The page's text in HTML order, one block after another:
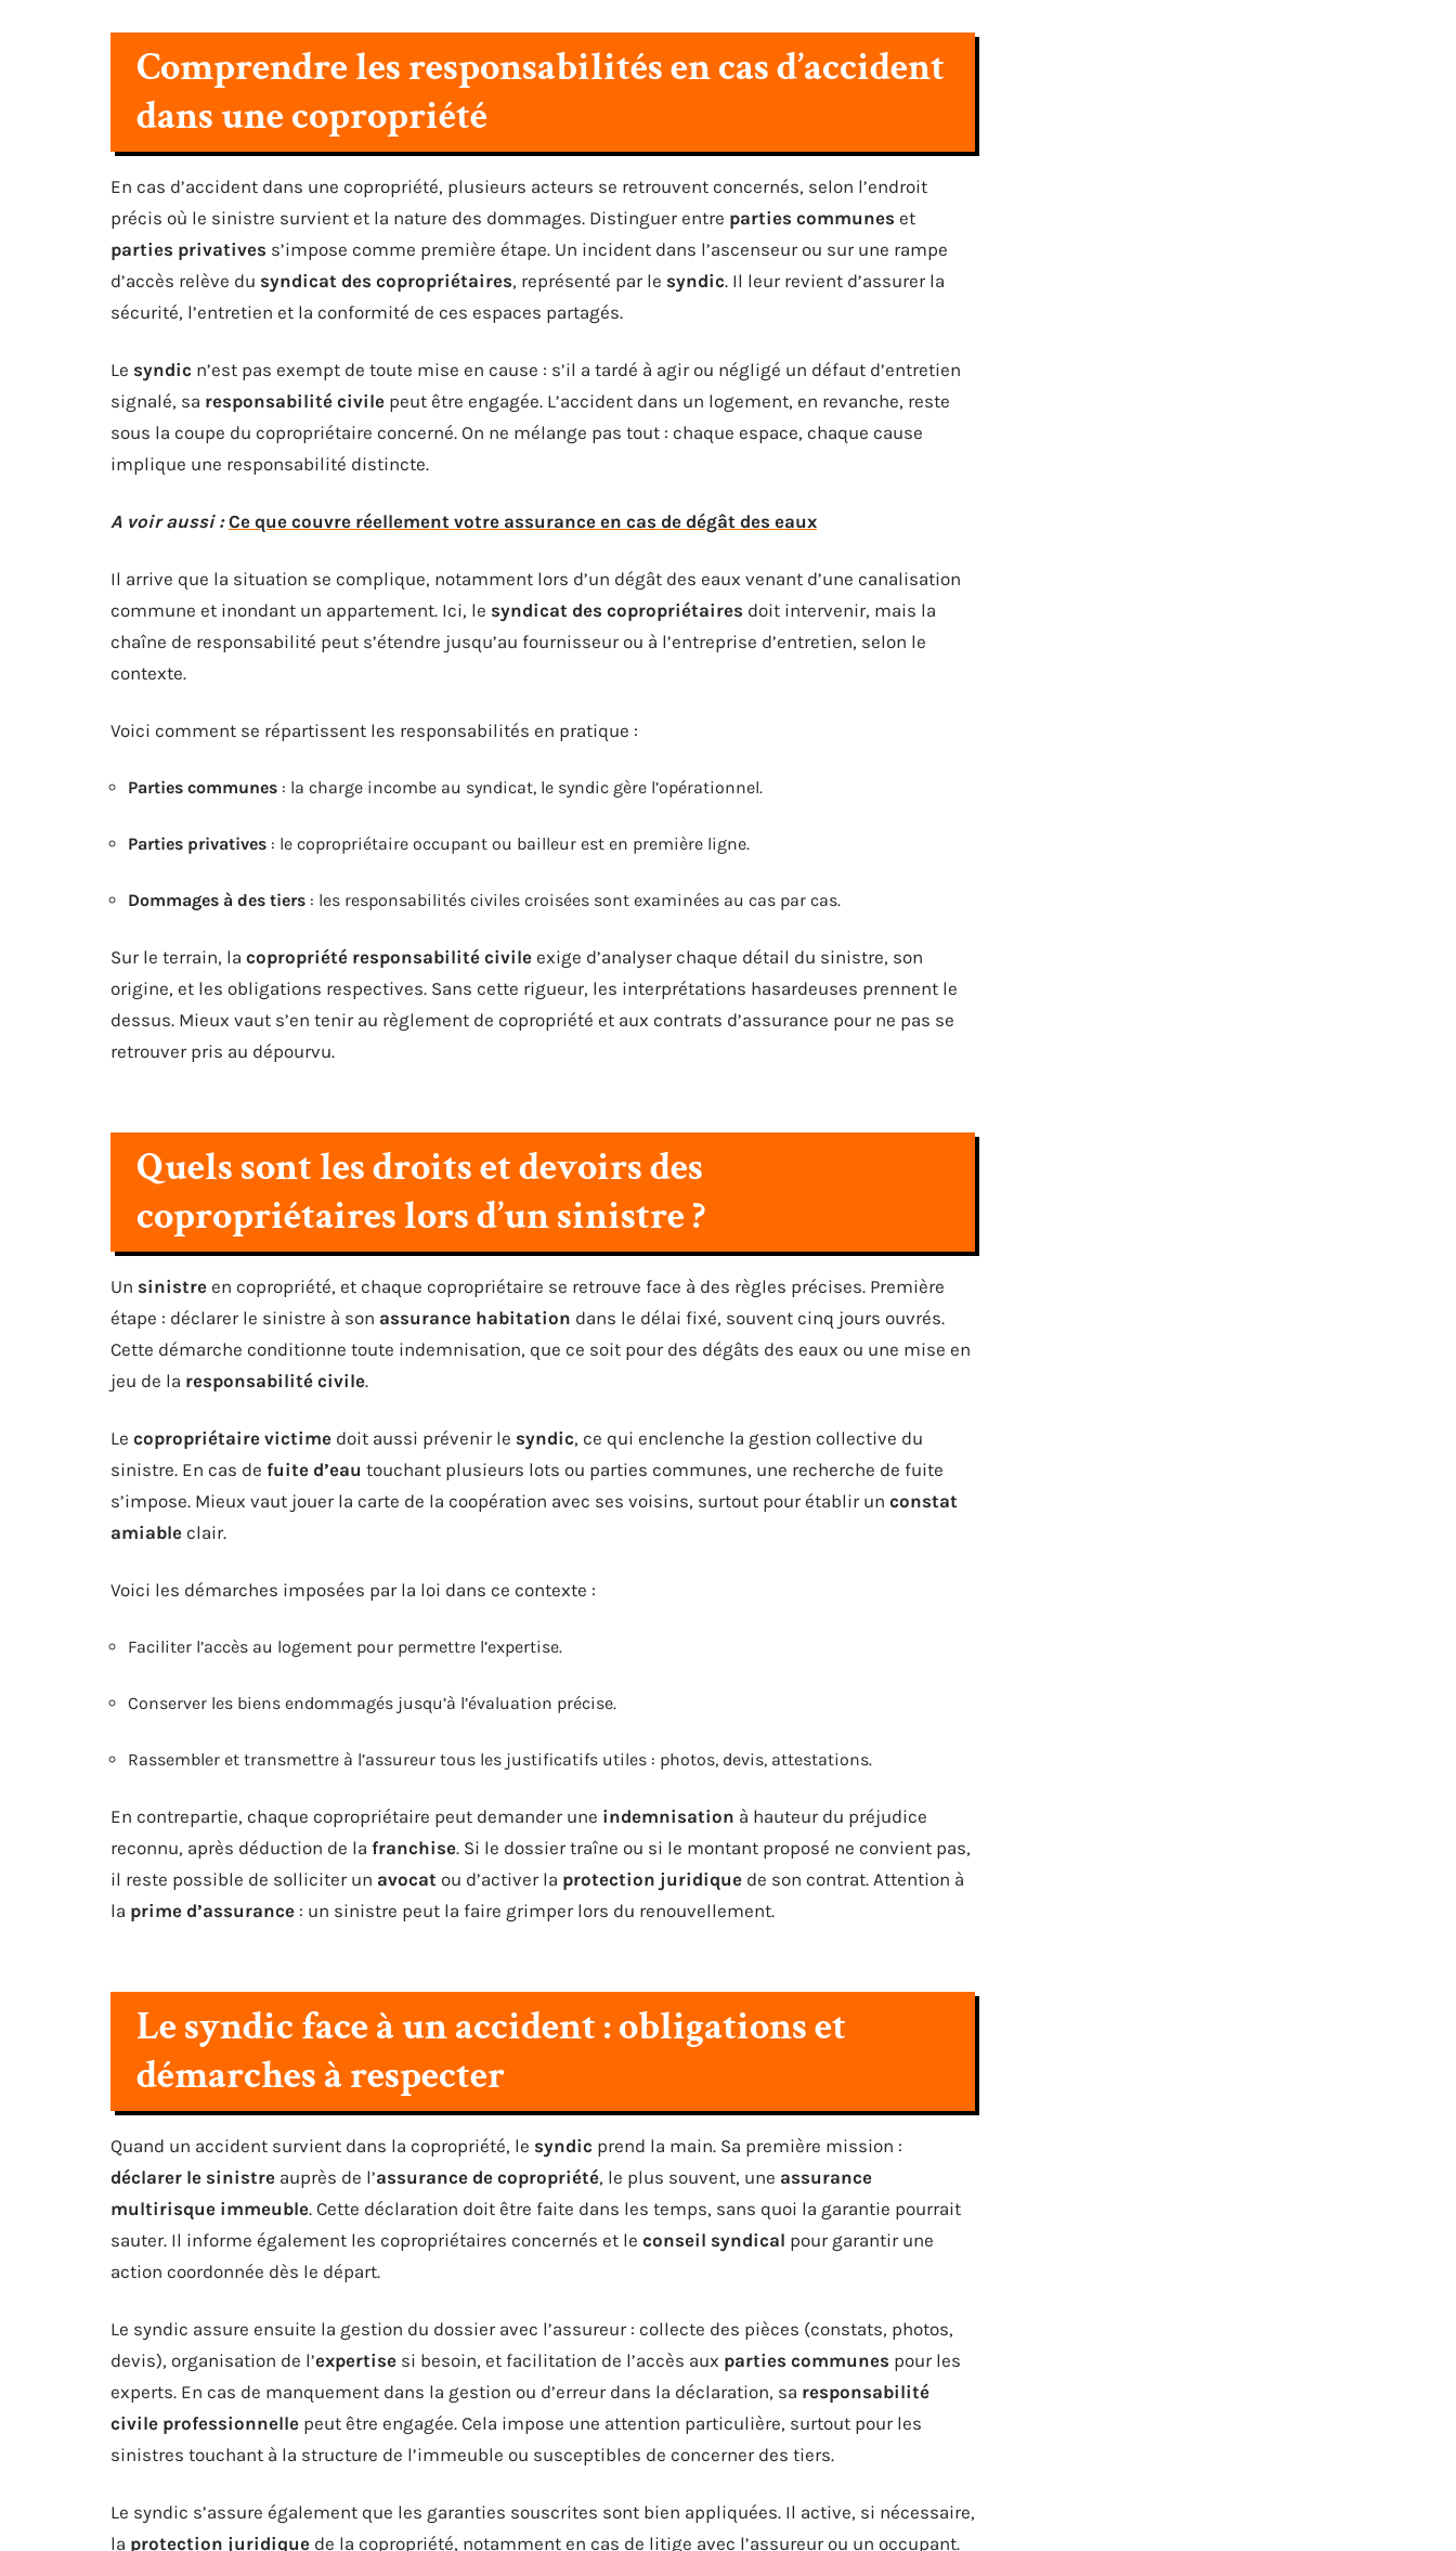
Comprendre les responsabilités en cas d’accident
dans une copropriété
En cas d’accident dans une copropriété, plusieurs acteurs se retrouvent concernés, selon l’endroit
précis où le sinistre survient et la nature des dommages. Distinguer entre parties communes et
parties privatives s’impose comme première étape. Un incident dans l’ascenseur ou sur une rampe
d’accès relève du syndicat des copropriétaires, représenté par le syndic. Il leur revient d’assurer la
sécurité, l’entretien et la conformité de ces espaces partagés.
Le syndic n’est pas exempt de toute mise en cause : s’il a tardé à agir ou négligé un défaut d’entretien
signalé, sa responsabilité civile peut être engagée. L’accident dans un logement, en revanche, reste
sous la coupe du copropriétaire concerné. On ne mélange pas tout : chaque espace, chaque cause
implique une responsabilité distincte.
A voir aussi : Ce que couvre réellement votre assurance en cas de dégât des eaux
Il arrive que la situation se complique, notamment lors d’un dégât des eaux venant d’une canalisation
commune et inondant un appartement. Ici, le syndicat des copropriétaires doit intervenir, mais la
chaîne de responsabilité peut s’étendre jusqu’au fournisseur ou à l’entreprise d’entretien, selon le
contexte.
Voici comment se répartissent les responsabilités en pratique :
Parties communes : la charge incombe au syndicat, le syndic gère l’opérationnel.
Parties privatives : le copropriétaire occupant ou bailleur est en première ligne.
Dommages à des tiers : les responsabilités civiles croisées sont examinées au cas par cas.
Sur le terrain, la copropriété responsabilité civile exige d’analyser chaque détail du sinistre, son
origine, et les obligations respectives. Sans cette rigueur, les interprétations hasardeuses prennent le
dessus. Mieux vaut s’en tenir au règlement de copropriété et aux contrats d’assurance pour ne pas se
retrouver pris au dépourvu.
Quels sont les droits et devoirs des
copropriétaires lors d’un sinistre ?
Un sinistre en copropriété, et chaque copropriétaire se retrouve face à des règles précises. Première
étape : déclarer le sinistre à son assurance habitation dans le délai fixé, souvent cinq jours ouvrés.
Cette démarche conditionne toute indemnisation, que ce soit pour des dégâts des eaux ou une mise en
jeu de la responsabilité civile.
Le copropriétaire victime doit aussi prévenir le syndic, ce qui enclenche la gestion collective du
sinistre. En cas de fuite d’eau touchant plusieurs lots ou parties communes, une recherche de fuite
s’impose. Mieux vaut jouer la carte de la coopération avec ses voisins, surtout pour établir un constat
amiable clair.
Voici les démarches imposées par la loi dans ce contexte :
Faciliter l’accès au logement pour permettre l’expertise.
Conserver les biens endommagés jusqu’à l’évaluation précise.
Rassembler et transmettre à l’assureur tous les justificatifs utiles : photos, devis, attestations.
En contrepartie, chaque copropriétaire peut demander une indemnisation à hauteur du préjudice
reconnu, après déduction de la franchise. Si le dossier traîne ou si le montant proposé ne convient pas,
il reste possible de solliciter un avocat ou d’activer la protection juridique de son contrat. Attention à
la prime d’assurance : un sinistre peut la faire grimper lors du renouvellement.
Le syndic face à un accident : obligations et
démarches à respecter
Quand un accident survient dans la copropriété, le syndic prend la main. Sa première mission :
déclarer le sinistre auprès de l’assurance de copropriété, le plus souvent, une assurance
multirisque immeuble. Cette déclaration doit être faite dans les temps, sans quoi la garantie pourrait
sauter. Il informe également les copropriétaires concernés et le conseil syndical pour garantir une
action coordonnée dès le départ.
Le syndic assure ensuite la gestion du dossier avec l’assureur : collecte des pièces (constats, photos,
devis), organisation de l’expertise si besoin, et facilitation de l’accès aux parties communes pour les
experts. En cas de manquement dans la gestion ou d’erreur dans la déclaration, sa responsabilité
civile professionnelle peut être engagée. Cela impose une attention particulière, surtout pour les
sinistres touchant à la structure de l’immeuble ou susceptibles de concerner des tiers.
Le syndic s’assure également que les garanties souscrites sont bien appliquées. Il active, si nécessaire,
la protection juridique de la copropriété, notamment en cas de litige avec l’assureur ou un occupant.